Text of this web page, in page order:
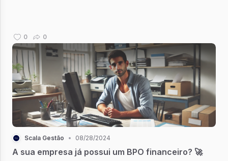
0 0
Scala Gestão • 08/28/2024
A sua empresa já possui um BPO financeiro? 🚀